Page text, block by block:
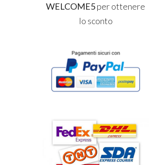
WELCOME5per ottenere
lo sconto